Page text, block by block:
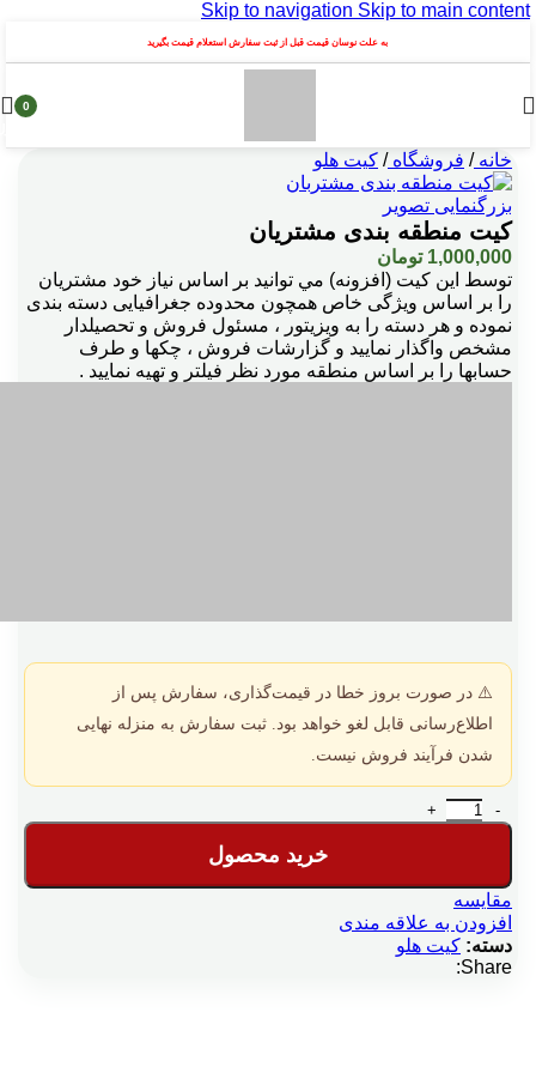
Skip to navigation Skip to main content
به علت نوسان قیمت قبل از ثبت سفارش استعلام قیمت بگیرید
0
خانه/ فروشگاه/ کیت هلو
بزرگنمایی تصویر
کیت منطقه بندی مشتریان
1,000,000 تومان
توسط اين کيت (افزونه) مي توانيد بر اساس نیاز خود مشتریان
را بر اساس ویژگی خاص همچون محدوده جغرافیایی دسته بندی
نموده و هر دسته را به ویزیتور ، مسئول فروش و تحصیلدار
مشخص واگذار نمایید و گزارشات فروش ، چکها و طرف
حسابها را بر اساس منطقه مورد نظر فیلتر و تهیه نمایید .
⚠️ در صورت بروز خطا در قیمت‌گذاری، سفارش پس از
اطلاع‌رسانی قابل لغو خواهد بود. ثبت سفارش به منزله نهایی
شدن فرآیند فروش نیست.
کیت منطقه بندی مشتریان عدد
خرید محصول
مقایسه
افزودن به علاقه مندی
دسته: کیت هلو
Share: